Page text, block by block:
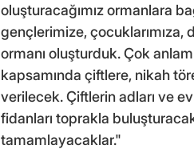
oluşturacağımız ormanlara
gençlerimize, çocuklarımıza,
ormanı oluşturduk. Çok
kapsamında çiftlere, nikah
verilecek. Çiftlerin adları ve
fidanları toprakla
tamamlayacaklar."